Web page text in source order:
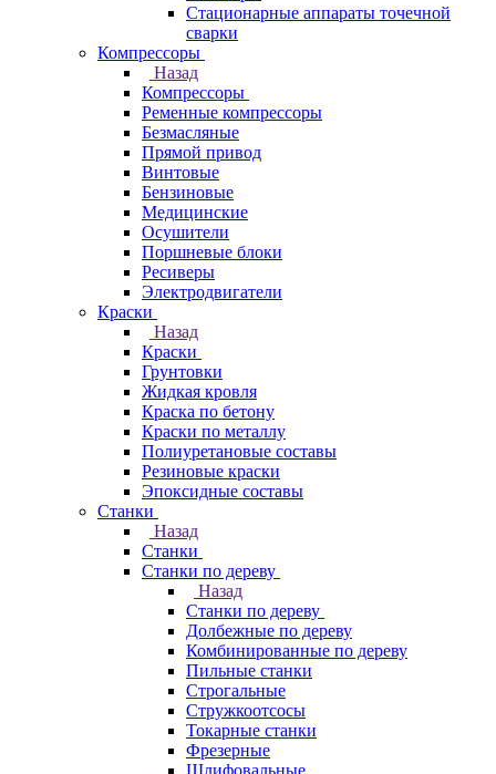
Стационарные аппараты точечной
сварки
Компрессоры
Назад
Компрессоры
Ременные компрессоры
Безмасляные
Прямой привод
Винтовые
Бензиновые
Медицинские
Осушители
Поршневые блоки
Ресиверы
Электродвигатели
Краски
Назад
Краски
Грунтовки
Жидкая кровля
Краска по бетону
Краски по металлу
Полиуретановые составы
Резиновые краски
Эпоксидные составы
Станки
Назад
Станки
Станки по дереву
Назад
Станки по дереву
Долбежные по дереву
Комбинированные по дереву
Пильные станки
Строгальные
Стружкоотсосы
Токарные станки
Фрезерные
Шлифовальные